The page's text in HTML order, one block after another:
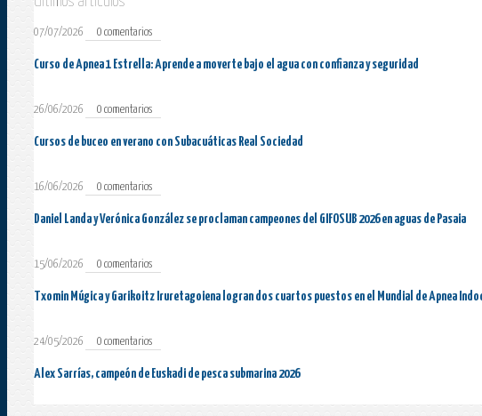
07/07/2026 0 comentarios
Curso de Apnea 1 Estrella: Aprende a moverte bajo el agua con confianza y seguridad
26/06/2026 0 comentarios
Cursos de buceo en verano con Subacuáticas Real Sociedad
16/06/2026 0 comentarios
Daniel Landa y Verónica González se proclaman campeones del GIFOSUB 2026 en aguas de Pasaia
15/06/2026 0 comentarios
Txomin Múgica y Garikoitz Iruretagoiena logran dos cuartos puestos en el Mundial de Apnea
24/05/2026 0 comentarios
Alex Sarrías, campeón de Euskadi de pesca submarina 2026